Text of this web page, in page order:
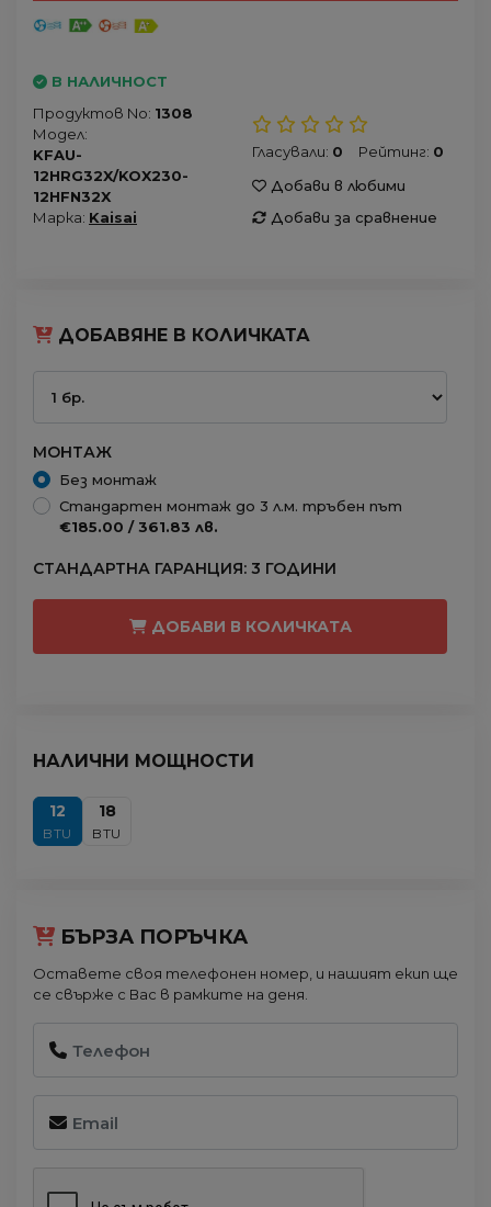
В НАЛИЧНОСТ
Продуктов No: 1308
Модел:
KFAU-
12HRG32X/KOX230-
12HFN32X
Марка: Kaisai
Гласували: 0 Рейтинг: 0
Добави в любими
Добави за сравнение
ДОБАВЯНЕ В КОЛИЧКАТА
МОНТАЖ
Без монтаж
Стандартен монтаж до 3 л.м. тръбен път
€185.00 / 361.83 лв.
СТАНДАРТНА ГАРАНЦИЯ: 3 ГОДИНИ
ДОБАВИ В КОЛИЧКАТА
НАЛИЧНИ МОЩНОСТИ
12
BTU
18
BTU
БЪРЗА ПОРЪЧКА
Оставете своя телефонен номер, и нашият екип ще
се свърже с Вас в рамките на деня.